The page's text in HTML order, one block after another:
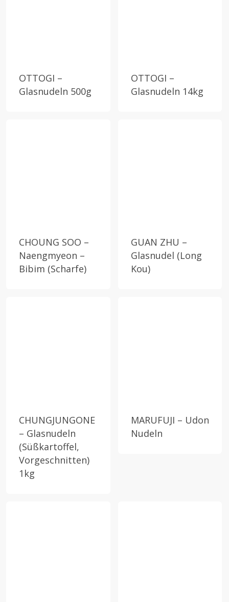
OTTOGI –
Glasnudeln 500g
OTTOGI –
Glasnudeln 14kg
CHOUNG SOO –
Naengmyeon –
Bibim (Scharfe)
GUAN ZHU –
Glasnudel (Long
Kou)
CHUNGJUNGONE
– Glasnudeln
(Süßkartoffel,
Vorgeschnitten)
1kg
MARUFUJI – Udon
Nudeln